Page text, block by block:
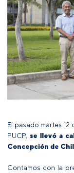
El pasado martes 12
PUCP, se llevó a
Concepción de
Contamos con la